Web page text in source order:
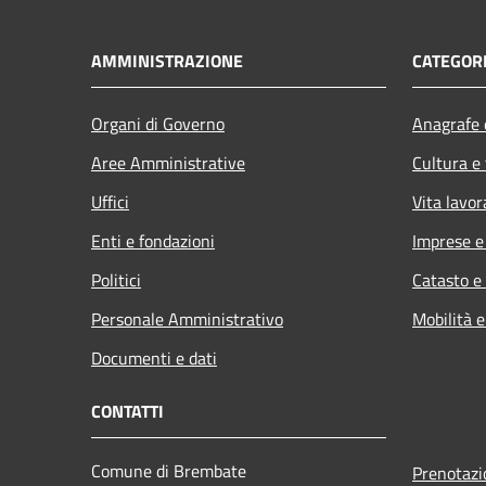
AMMINISTRAZIONE
Organi di Governo
Aree Amministrative
Uffici
Enti e fondazioni
Politici
Personale Amministrativo
Documenti e dati
Cultura
Vita
Imprese
Catasto
Mobilità
CONTATTI
Comune di Brembate